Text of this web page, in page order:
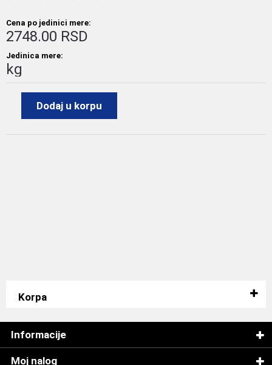
Cena po jedinici mere:
2748.00 RSD
Jedinica mere:
kg
Dodaj u korpu
Korpa
Informacije
Moj nalog